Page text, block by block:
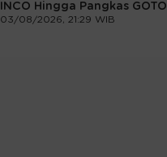
INCO Hingga Pangkas GOTO
03/08/2026, 21:29 WIB